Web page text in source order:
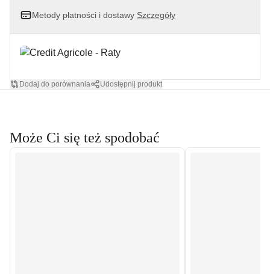
Metody płatności i dostawy Szczegóły
Dodaj do porównania Udostępnij produkt
Może Ci się też spodobać